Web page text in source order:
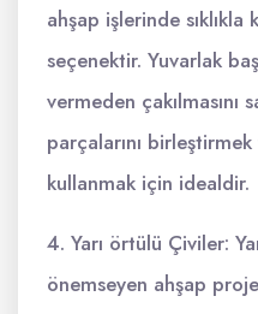
ahşap işlerinde
seçenektir. Yuvarlak
vermeden çakılmasını
parçalarını
kullanmak için idealdir.
4. Yarı örtülü Çiviler:
önemseyen ahşap